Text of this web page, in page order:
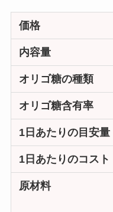
価格
内容量
オリゴ糖の種類
オリゴ糖含有率
1日あたりの目安量
1日あたりのコスト
原材料